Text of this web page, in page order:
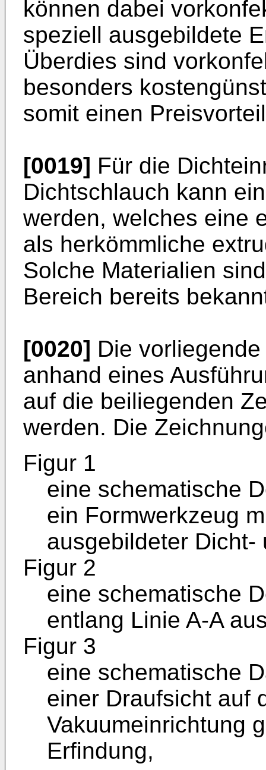
können dabei
speziell ausgebildete
Überdies sind
besonders
somit einen
[0019] Für die
Dichtschlauch kann
werden, welches eine
als herkömmliche
Solche Materialien
Bereich bereits
[0020] Die
anhand eines
auf die beiliegenden
werden. Die
Figur 1
eine schematische
ein Formwerkzeug
ausgebildeter Dicht-
Figur 2
eine schematische
entlang Linie A-A
Figur 3
eine schematische
einer Draufsicht auf
Vakuumeinrichtung
Erfindung,